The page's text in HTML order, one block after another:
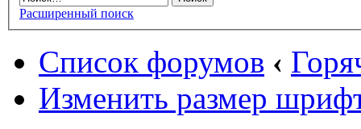
Расширенный поиск
Список форумов ‹
Изменить размер